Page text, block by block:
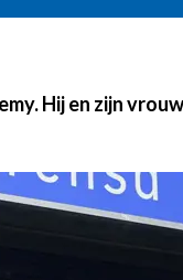
Hij en zijn